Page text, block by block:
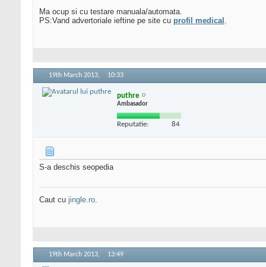
Ma ocup si cu testare manuala/automata.
PS:Vand advertoriale ieftine pe site cu profil medical .
19th March 2013, 10:33
puthre
Ambasador
Reputatie: 84
S-a deschis seopedia
Caut cu jingle.ro.
19th March 2013, 13:49